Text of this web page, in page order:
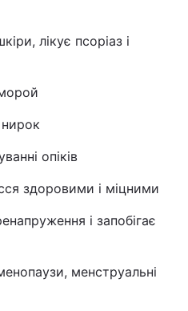
лікує псоріаз і
опіків
здоровими і міцними
і запобігає
менструальні